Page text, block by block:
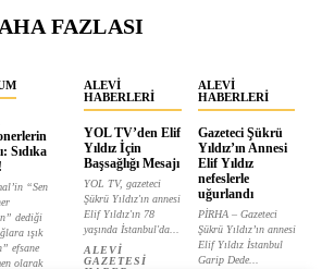
FAZLASI
Sıdıka
“Sen
dediği
ışık
efsane
olarak
ALEVI
HABERLERI
YOL TV’den Elif
Yıldız İçin
Başsağlığı Mesajı
YOL TV, gazeteci
Şükrü Yıldız'ın annesi
Elif Yıldız'ın 78
yaşında İstanbul'da...
ALEVI
GAZETESI
ALEVI
HABERLERI
Gazeteci Şükrü
Yıldız’ın Annesi
Elif Yıldız
nefeslerle
uğurlandı
PİRHA – Gazeteci
Şükrü Yıldız’ın annesi
Elif Yıldız İstanbul
Garip Dede...